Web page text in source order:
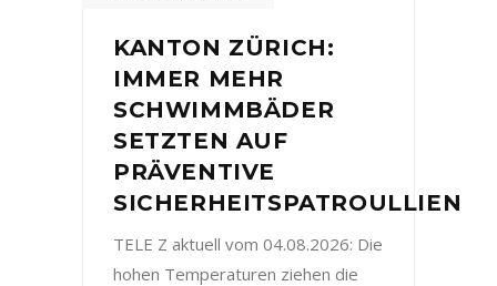
KANTON ZÜRICH:
IMMER MEHR
SCHWIMMBÄDER
SETZTEN AUF
PRÄVENTIVE
SICHERHEITSPATROULLIEN
TELE Z aktuell vom 04.08.2026: Die
hohen Temperaturen ziehen die